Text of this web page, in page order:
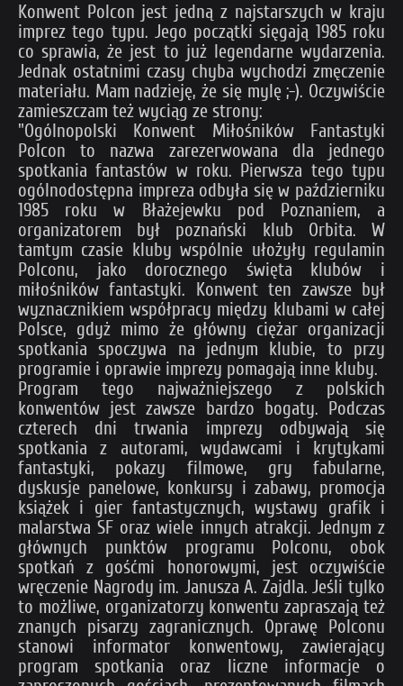
Konwent Polcon jest jedną z najstarszych w kraju
imprez tego typu. Jego początki sięgają 1985 roku
co sprawia, że jest to już legendarne wydarzenia.
Jednak ostatnimi czasy chyba wychodzi zmęczenie
materiału. Mam nadzieję, że się mylę ;-). Oczywiście
zamieszczam też wyciąg ze strony:
"Ogólnopolski Konwent Miłośników Fantastyki
Polcon to nazwa zarezerwowana dla jednego
spotkania fantastów w roku. Pierwsza tego typu
ogólnodostępna impreza odbyła się w październiku
1985 roku w Błażejewku pod Poznaniem, a
organizatorem był poznański klub Orbita. W
tamtym czasie kluby wspólnie ułożyły regulamin
Polconu, jako dorocznego święta klubów i
miłośników fantastyki. Konwent ten zawsze był
wyznacznikiem współpracy między klubami w całej
Polsce, gdyż mimo że główny ciężar organizacji
spotkania spoczywa na jednym klubie, to przy
programie i oprawie imprezy pomagają inne kluby.
Program tego najważniejszego z polskich
konwentów jest zawsze bardzo bogaty. Podczas
czterech dni trwania imprezy odbywają się
spotkania z autorami, wydawcami i krytykami
fantastyki, pokazy filmowe, gry fabularne,
dyskusje panelowe, konkursy i zabawy, promocja
książek i gier fantastycznych, wystawy grafik i
malarstwa SF oraz wiele innych atrakcji. Jednym z
głównych punktów programu Polconu, obok
spotkań z gośćmi honorowymi, jest oczywiście
wręczenie Nagrody im. Janusza A. Zajdla. Jeśli tylko
to możliwe, organizatorzy konwentu zapraszają też
znanych pisarzy zagranicznych. Oprawę Polconu
stanowi informator konwentowy, zawierający
program spotkania oraz liczne informacje o